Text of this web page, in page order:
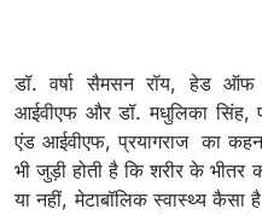
डॉ. वर्षा सैमसन रॉय, हेड ऑफ
आईवीएफ और डॉ. मधुलिका सिंह,
एंड आईवीएफ, प्रयागराज का
भी जुड़ी होती है कि शरीर के भीतर
या नहीं, मेटाबॉलिक स्वास्थ्य कैसा